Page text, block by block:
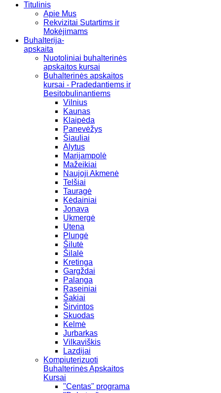
Titulinis
Apie Mus
Rekvizitai Sutartims ir
Mokėjimams
Buhalterija-
apskaita
Nuotoliniai buhalterinės
apskaitos kursai
Buhalterinės apskaitos
kursai - Pradedantiems ir
Besitobulinantiems
Vilnius
Kaunas
Klaipėda
Panevėžys
Šiauliai
Alytus
Marijampolė
Mažeikiai
Naujoji Akmenė
Telšiai
Tauragė
Kėdainiai
Jonava
Ukmergė
Utena
Plungė
Šilutė
Šilalė
Kretinga
Gargždai
Palanga
Raseiniai
Šakiai
Širvintos
Skuodas
Kelmė
Jurbarkas
Vilkaviškis
Lazdijai
Kompiuterizuoti
Buhalterinės Apskaitos
Kursai
"Centas" programa